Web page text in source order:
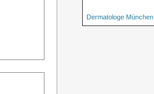
Dermatologe München